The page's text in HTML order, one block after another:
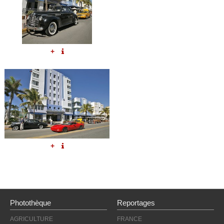
+
+
Photothèque
AGRICULTURE
Reportages
FRANCE